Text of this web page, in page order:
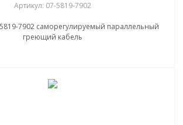
Артикул: 07-5819-7902
7902 саморегулируемый параллельный
греющий кабель